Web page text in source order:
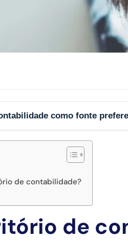
como fonte
de contabilidade?
de